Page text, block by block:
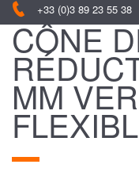
+33 (0)3 89 23 55 38
CÔNE
MM